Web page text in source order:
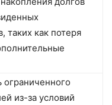
таких как потеря
из-за условий